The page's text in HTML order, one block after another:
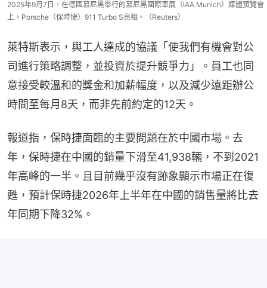
2025年9月7日，在德國慕尼黑舉行的慕尼黑國際車展（IAA Munich）媒體預覽會
上，Porsche（保時捷）911 Turbo S亮相。（Reuters）
萊特斯表示，與工人達成的協議「使我們有機會對公
司進行策略調整，並投資於提升競爭力」。員工也同
意接受較溫和的獎金和加薪幅度，以及減少遠距辦公
時間至每月8天，而非先前約定的12天。
報道指，保時捷面臨的主要問題在於中國市場。去
年，保時捷在中國的銷量下滑至41,938輛，不到2021
年高峰的一半。且目前幾乎沒有跡象顯示市場正在復
甦，預計保時捷2026年上半年在中國的銷售量將比去
年同期下降32%。